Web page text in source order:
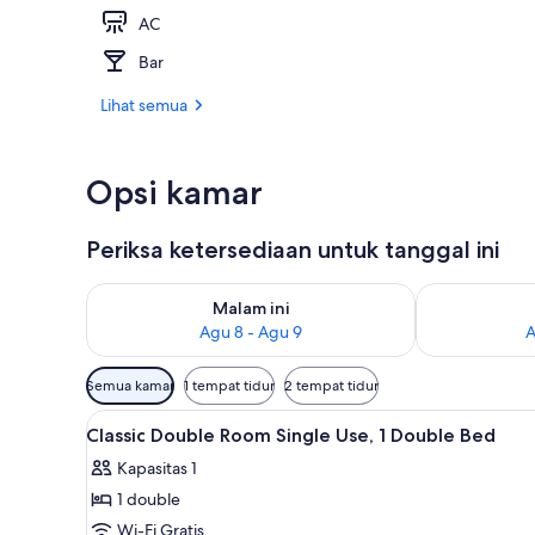
AC
Bar
Lihat semua
Opsi kamar
Periksa ketersediaan untuk tanggal ini
Malam ini
Agu 8 - Agu 9
Periksa ketersediaan untuk malam ini Agu 8 - Agu 9
Periksa
Filter
tersedia
untuk
Semua kamar 1 tempat tidur 2 tempat tidur
Lihat
semua
foto
untuk
Seprai premium, brankas,
4
Classic Double Room Single Use, 1 Double Bed
Kapasitas 1
1 double
Wi-Fi Gratis